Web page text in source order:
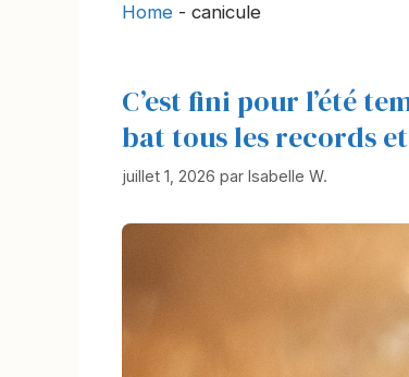
Home - canicule
C’est fini pour l’été
bat tous les records
juillet 1, 2026 par Isabelle W.